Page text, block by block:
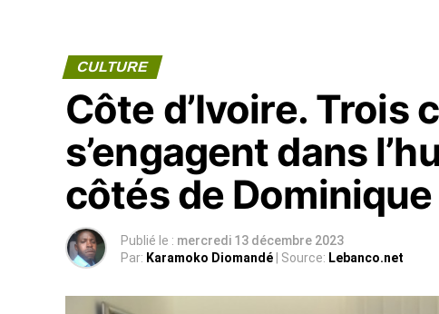
CULTURE
Côte d’Ivoire. Trois
s’engagent dans
côtés de
Publié le : mercredi 13 décembre 2023
Par: Karamoko Diomandé | Source: Lebanco.net